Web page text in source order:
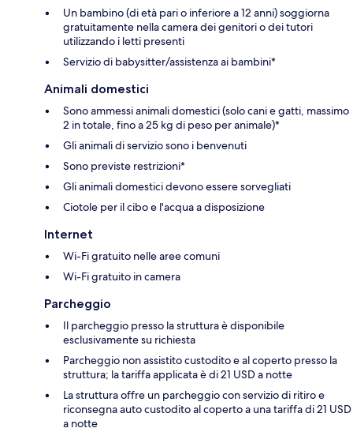
Un bambino (di età pari o inferiore a 12 anni) soggiorna
gratuitamente nella camera dei genitori o dei tutori
utilizzando i letti presenti
Servizio di babysitter/assistenza ai bambini*
Animali domestici
Sono ammessi animali domestici (solo cani e gatti, massimo
2 in totale, fino a 25 kg di peso per animale)*
Gli animali di servizio sono i benvenuti
Sono previste restrizioni*
Gli animali domestici devono essere sorvegliati
Ciotole per il cibo e l'acqua a disposizione
Internet
Wi-Fi gratuito nelle aree comuni
Wi-Fi gratuito in camera
Parcheggio
Il parcheggio presso la struttura è disponibile
esclusivamente su richiesta
Parcheggio non assistito custodito e al coperto presso la
struttura; la tariffa applicata è di 21 USD a notte
La struttura offre un parcheggio con servizio di ritiro e
riconsegna auto custodito al coperto a una tariffa di 21 USD
a notte